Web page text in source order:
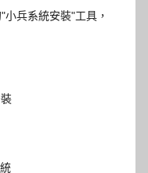
"小兵系統安裝"工具，